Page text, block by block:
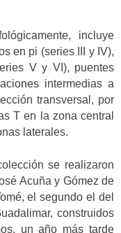
incluye
en pi (series III y IV),
V y VI), puentes
intermedias a
transversal, por
T en la zona central
laterales.
se realizaron
Acuña y Gómez de
el segundo el del
construidos
un año más tarde